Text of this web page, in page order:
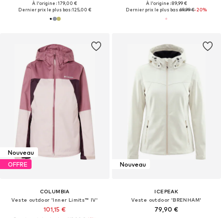
À l'origine : 179,00 €
Dernier prix le plus bas :125,00 €
À l'origine : 89,99 €
Dernier prix le plus bas :69,99 €-20%
Nouveau
OFFRE
COLUMBIA
Veste outdoor 'Inner Limits™ IV'
101,15 €
Nouveau
ICEPEAK
Veste outdoor 'BRENHAM'
79,90 €